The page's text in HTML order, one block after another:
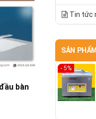
bàn
Tin tức
SẢN
- 5%